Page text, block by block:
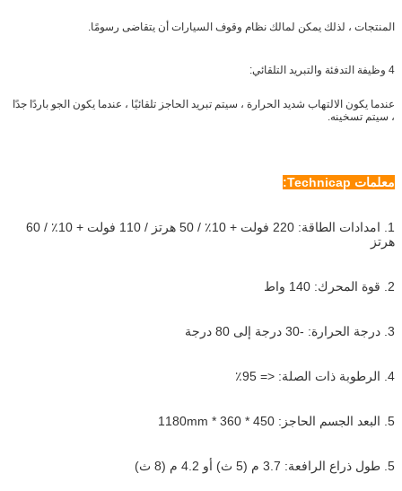
المنتجات ، لذلك يمكن لمالك نظام وقوف السيارات أن يتقاضى رسومًا.
4 وظيفة التدفئة والتبريد التلقائي:
عندما يكون الالتهاب شديد الحرارة ، سيتم تبريد الحاجز تلقائيًا ، عندما يكون الجو باردًا جدًا
، سيتم تسخينه.
معلمات Technicap:
1. امدادات الطاقة: 220 فولت + 10٪ / 50 هرتز / 110 فولت + 10٪ / 60
هرتز
2. قوة المحرك: 140 واط
3. درجة الحرارة: -30 درجة إلى 80 درجة
4. الرطوبة ذات الصلة: <= 95٪
5. البعد الجسم الحاجز: 450 * 360 * 1180mm
5. طول ذراع الرافعة: 3.7 م (5 ث) أو 4.2 م (8 ث)